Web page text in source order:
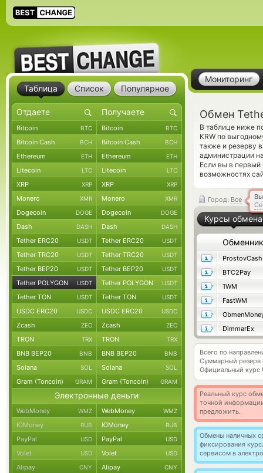
Мониторинг
Обмен
В таблице ниже
KRW по
также и резерву
администрации
Если вы в первый
возможностях
Город: Все
Курсы обмена
Обменник
ProstovCash
BTC2Pay
1WM
FastWM
DimmarEx
Всего по
Суммарный резерв
Официальный курс
Реальный курс
точной
предложить.
Обмены наличных
фиксирования
сервисом в
Таблица Список Популярное
Bitcoin BTC Bitcoin BTC
Bitcoin Cash BCH Bitcoin Cash BCH
Ethereum ETH Ethereum ETH
Litecoin LTC Litecoin LTC
XRP XRP XRP XRP
Monero XMR Monero XMR
Dogecoin DOGE Dogecoin DOGE
Dash DASH Dash DASH
Tether ERC20 USDT Tether ERC20 USDT
Tether TRC20 USDT Tether TRC20 USDT
Tether BEP20 USDT Tether BEP20 USDT
Tether POLYGON USDT Tether POLYGON USDT
Tether TON USDT Tether TON USDT
USDC ERC20 USDC USDC ERC20 USDC
Zcash ZEC Zcash ZEC
TRON TRX TRON TRX
BNB BEP20 BNB BNB BEP20 BNB
Solana SOL Solana SOL
Gram (Toncoin) GRAM Gram (Toncoin) GRAM
Электронные деньги
WebMoney WMZ WebMoney WMZ
ЮMoney RUB ЮMoney RUB
PayPal USD PayPal USD
Volet USD Volet USD
Alipay CNY Alipay CNY